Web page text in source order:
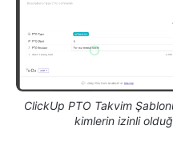
ClickUp PTO Takvim
kimlerin izinli